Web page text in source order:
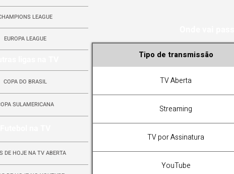
LEAGUE
EUROPA LEAGUE
COPA DO BRASIL
SULAMERICANA
DE HOJE NA TV ABERTA
Tipo de transmissão
TV Aberta
Streaming
TV por Assinatura
YouTube